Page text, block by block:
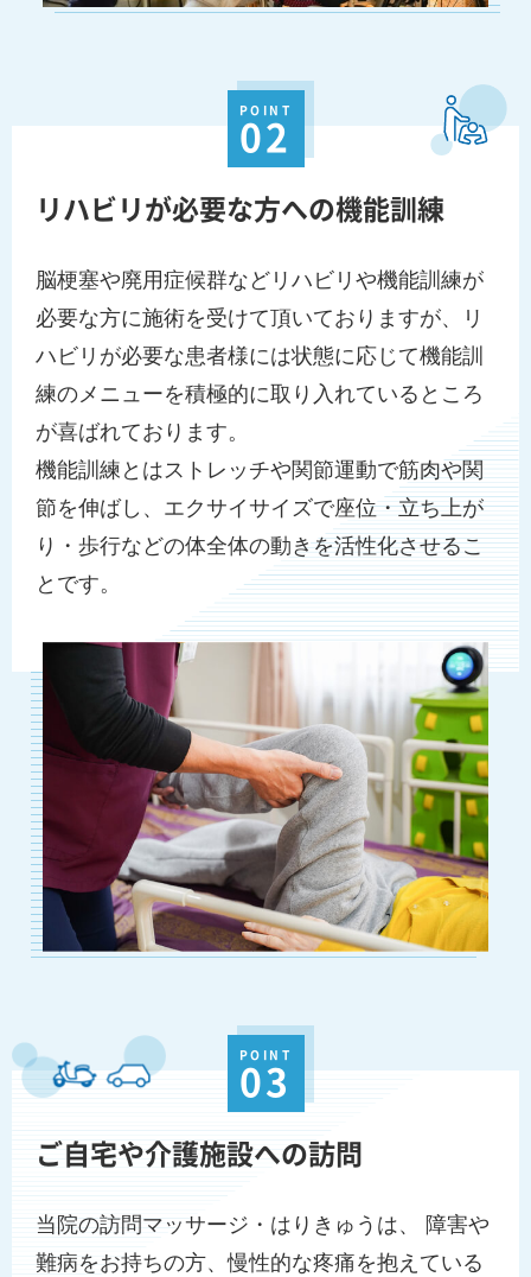
POINT
02
リハビリが必要な方への機能訓練
脳梗塞や廃用症候群などリハビリや機能訓練が
必要な方に施術を受けて頂いておりますが、リ
ハビリが必要な患者様には状態に応じて機能訓
練のメニューを積極的に取り入れているところ
が喜ばれております。
機能訓練とはストレッチや関節運動で筋肉や関
節を伸ばし、エクサイサイズで座位・立ち上が
り・歩行などの体全体の動きを活性化させるこ
とです。
POINT
03
ご自宅や介護施設への訪問
当院の訪問マッサージ・はりきゅうは、 障害や
難病をお持ちの方、慢性的な疼痛を抱えている